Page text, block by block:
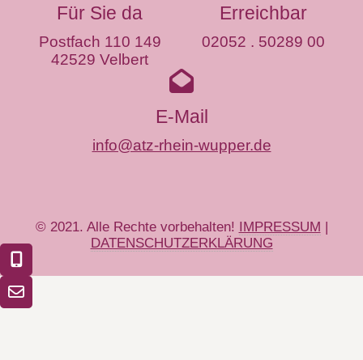
Für Sie da
Postfach 110 149
42529 Velbert
Erreichbar
02052 . 50289 00
E-Mail
info@atz-rhein-wupper.de
© 2021. Alle Rechte vorbehalten! IMPRESSUM |
DATENSCHUTZERKLÄRUNG